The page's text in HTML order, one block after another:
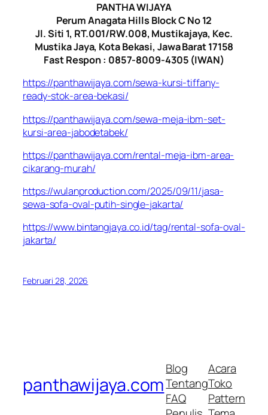
PANTHA WIJAYA
Perum Anagata Hills Block C No 12
Jl. Siti 1, RT.001/RW.008, Mustikajaya, Kec.
Mustika Jaya, Kota Bekasi, Jawa Barat 17158
Fast Respon : 0857-8009-4305 (IWAN)
https://panthawijaya.com/sewa-kursi-tiffany-
ready-stok-area-bekasi/
https://panthawijaya.com/sewa-meja-ibm-set-
kursi-area-jabodetabek/
https://panthawijaya.com/rental-meja-ibm-area-
cikarang-murah/
https://wulanproduction.com/2025/09/11/jasa-
sewa-sofa-oval-putih-single-jakarta/
https://www.bintangjaya.co.id/tag/rental-sofa-oval-
jakarta/
Februari 28, 2026
panthawijaya.com
Blog
Tentang
FAQ
Acara
Toko
Pattern